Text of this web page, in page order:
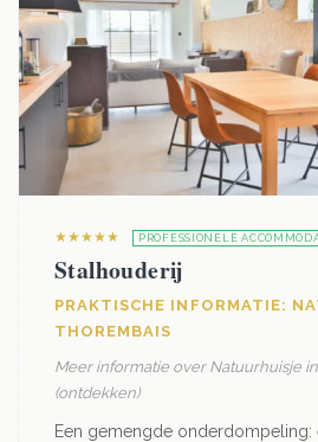
★★★★★ PROFESSIONELE
Stalhouderij
PRAKTISCHE INFORMATIE:
THOREMBAIS
Meer informatie over Natuurhuisje
(ontdekken)
Een gemengde onderdompeling: